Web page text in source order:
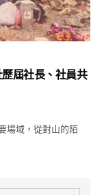
屆社長、社員共
場域，從對山的陌